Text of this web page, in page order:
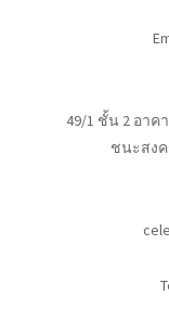
49/1 ชั้น 2 อาค
ชนะสงค